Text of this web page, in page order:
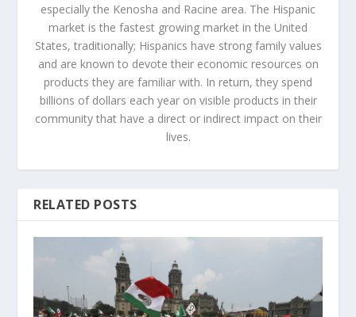
especially the Kenosha and Racine area. The Hispanic
market is the fastest growing market in the United
States, traditionally; Hispanics have strong family values
and are known to devote their economic resources on
products they are familiar with. In return, they spend
billions of dollars each year on visible products in their
community that have a direct or indirect impact on their
lives.
RELATED POSTS